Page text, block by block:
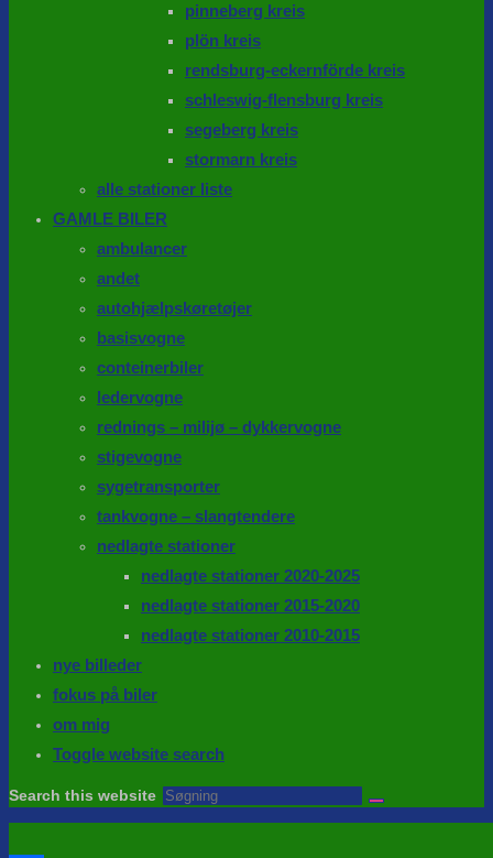
pinneberg kreis
plön kreis
rendsburg-eckernförde kreis
schleswig-flensburg kreis
segeberg kreis
stormarn kreis
alle stationer liste
GAMLE BILER
ambulancer
andet
autohjælpskøretøjer
basisvogne
conteinerbiler
ledervogne
rednings – milijø – dykkervogne
stigevogne
sygetransporter
tankvogne – slangtendere
nedlagte stationer
nedlagte stationer 2020-2025
nedlagte stationer 2015-2020
nedlagte stationer 2010-2015
nye billeder
fokus på biler
om mig
Toggle website search
Search this website